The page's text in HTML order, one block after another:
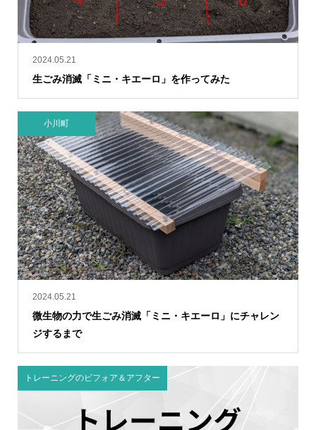
2024.05.21
生ごみ消滅「ミニ・キエーロ」を作ってみた
2024.05.21
微生物の力で生ごみ消滅「ミニ・キエーロ」にチャレン
ジするまで
小川町
トレーニングのビフォア＆アフター